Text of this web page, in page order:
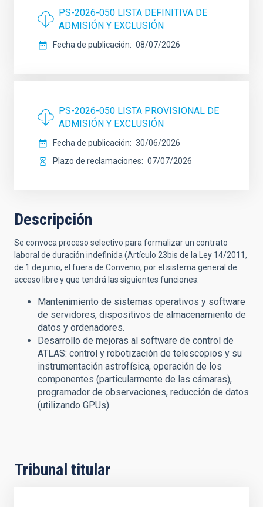
PS-2026-050 LISTA DEFINITIVA DE
ADMISIÓN Y EXCLUSIÓN
Fecha de publicación 08/07/2026
PS-2026-050 LISTA PROVISIONAL DE
ADMISIÓN Y EXCLUSIÓN
Fecha de publicación
30/06/2026
Plazo de reclamaciones
07/07/2026
Descripción
Se convoca proceso selectivo para formalizar un contrato
laboral de duración indefinida (Artículo 23bis de la Ley 14/2011,
de 1 de junio, el fuera de Convenio, por el sistema general de
acceso libre y que tendrá las siguientes funciones:
Mantenimiento de sistemas operativos y software
de servidores, dispositivos de almacenamiento de
datos y ordenadores.
Desarrollo de mejoras al software de control de
ATLAS: control y robotización de telescopios y su
instrumentación astrofísica, operación de los
componentes (particularmente de las cámaras),
programador de observaciones, reducción de datos
(utilizando GPUs).
Tribunal titular